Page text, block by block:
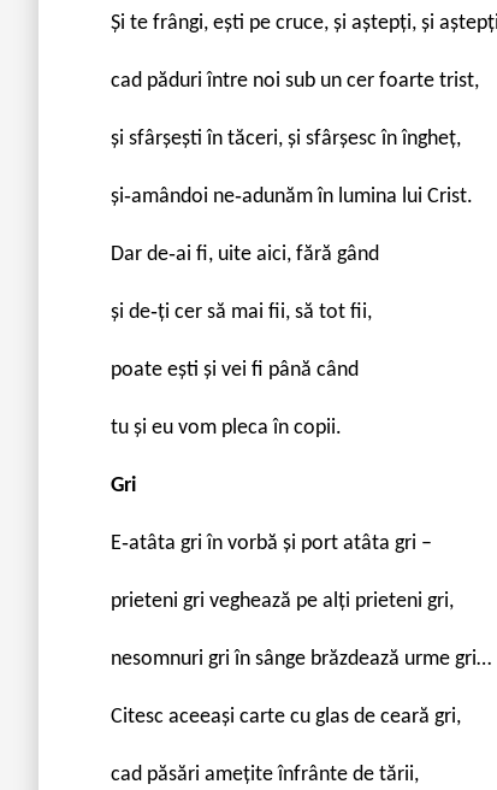
Şi te frângi, eşti pe cruce, şi aştepți, şi
cad păduri între noi sub un cer foarte trist,
şi sfârşeşti în tăceri, şi sfârşesc în îngheț,
şi‐amândoi ne‐adunăm în lumina lui Crist.
Dar de‐ai fi, uite aici, fără gând
şi de‐ți cer să mai fii, să tot fii,
poate eşti şi vei fi până când
tu şi eu vom pleca în copii.
Gri
E‐atâta gri în vorbă şi port atâta gri –
prieteni gri veghează pe alți prieteni gri,
nesomnuri gri în sânge brăzdează urme gri…
Citesc aceeaşi carte cu glas de ceară gri,
cad păsări amețite înfrânte de tării,